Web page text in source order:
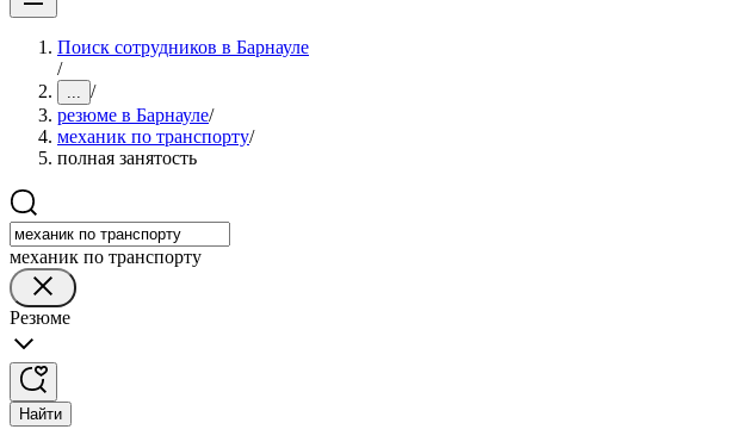
Поиск сотрудников в Барнауле
/
... /
резюме в Барнауле/
механик по транспорту/
полная занятость
механик по транспорту
Резюме
Найти